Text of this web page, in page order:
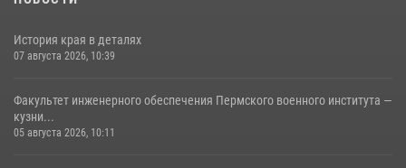
История края в деталях
07 августа 2026, 10:39
Факультет инженерного обеспечения Пермского военного института —
кузни...
05 августа 2026, 10:11